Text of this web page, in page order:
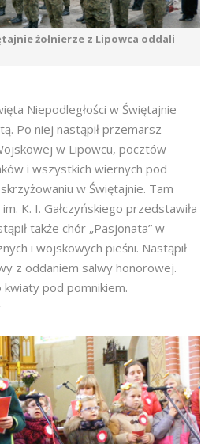
żołnierze z Lipowca oddali
Niepodległości w Świętajnie
Po niej nastąpił przemarsz
w Lipowcu, pocztów
i wszystkich wiernych pod
w Świętajnie. Tam
K. I. Gałczyńskiego przedstawiła
także chór „Pasjonata” w
i wojskowych pieśni. Nastąpił
z oddaniem salwy honorowej.
kwiaty pod pomnikiem.